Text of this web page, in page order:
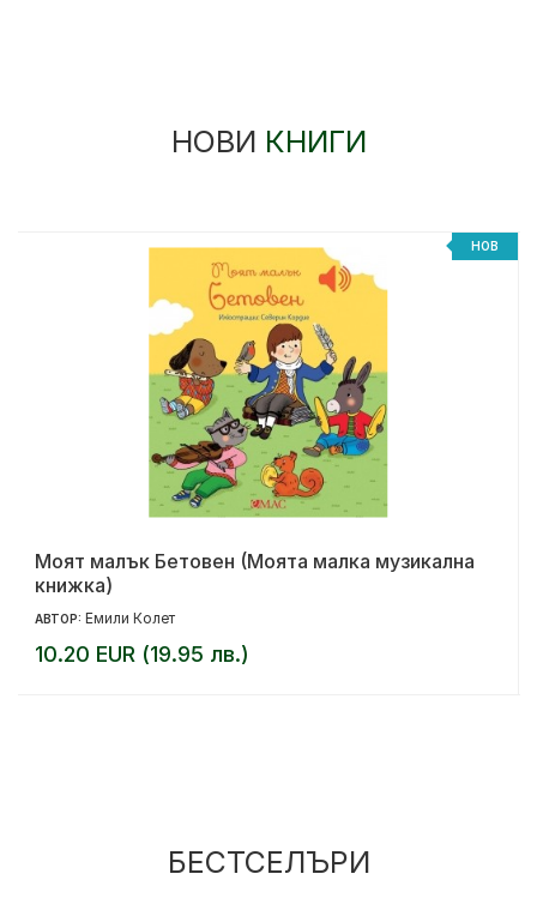
НОВИ КНИГИ
НОВ
Моят малък Бетовен (Моята малка музикална
книжка)
АВТОР: Емили Колет
10.20 EUR (19.95 лв.)
БЕСТСЕЛЪРИ